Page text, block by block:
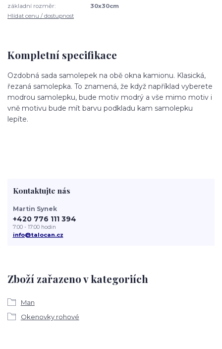
základní rozměr:
30x30cm
Hlídat cenu / dostupnost
Kompletní specifikace
Ozdobná sada samolepek na obě okna kamionu. Klasická,
řezaná samolepka. To znamená, že když například vyberete
modrou samolepku, bude motiv modrý a vše mimo motiv i
vně motivu bude mít barvu podkladu kam samolepku
lepíte.
Zboží zařazeno v kategoriích
Man
Okenovky rohové
Kontaktujte nás
Martin Synek
+420 776 111 394
7:00 - 17:00 hodin
info@talocan.cz